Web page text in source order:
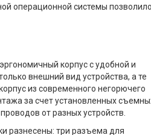
операционной системы позволило
корпус с удобной и
внешний вид устройства, а те
из современного негорючего
за счет установленных
от разных устройств.
разнесены: три разъема для